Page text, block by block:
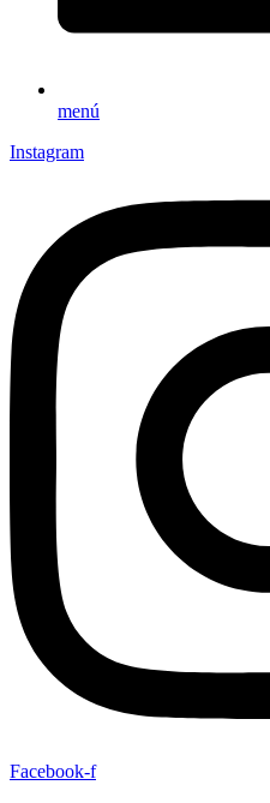
menú
Instagram
Facebook-f